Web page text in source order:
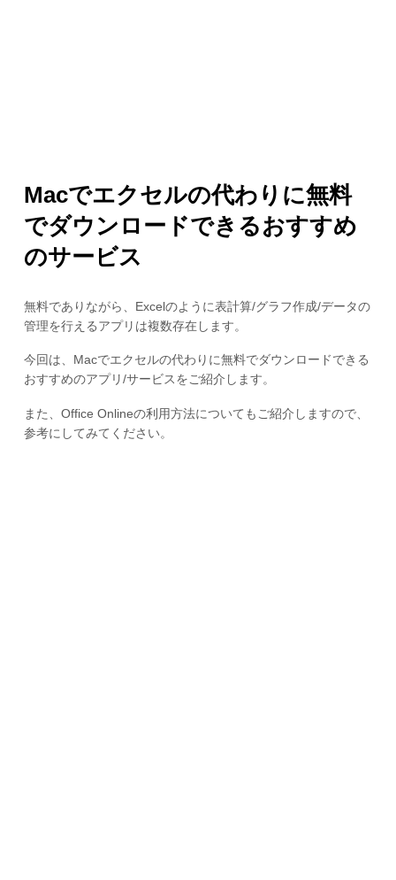
Macでエクセルの代わりに無料
でダウンロードできるおすすめ
のサービス
無料でありながら、Excelのように表計算/グラフ作成/データの
管理を行えるアプリは複数存在します。
今回は、Macでエクセルの代わりに無料でダウンロードできる
おすすめのアプリ/サービスをご紹介します。
また、Office Onlineの利用方法についてもご紹介しますので、
参考にしてみてください。